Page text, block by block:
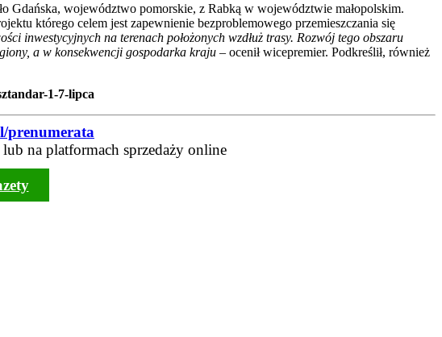
Gdańska, województwo pomorskie, z Rabką w województwie małopolskim.
którego celem jest zapewnienie bezproblemowego przemieszczania się
inwestycyjnych na terenach położonych wzdłuż trasy. Rozwój tego obszaru
a w konsekwencji gospodarka kraju – ocenił wicepremier. Podkreślił, również
1-7-lipca
prenumerata
na platformach sprzedaży online